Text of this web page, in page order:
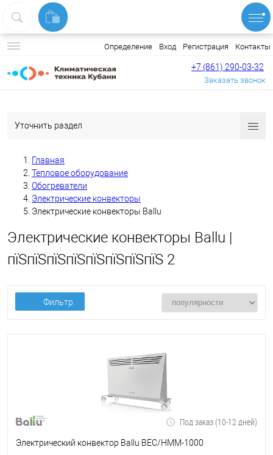
Определение Вход Регистрация Контакты
+7 (861) 290-03-32
Заказать звонок
Уточнить раздел
Главная
Тепловое оборудование
Обогреватели
Электрические конвекторы
Электрические конвекторы Ballu
Электрические конвекторы Ballu |
пїЅпїЅпїЅпїЅпїЅпїЅпїЅпїЅ 2
Фильтр
Под заказ (10-12 дней)
Электрический конвектор Ballu BEC/HMM-1000